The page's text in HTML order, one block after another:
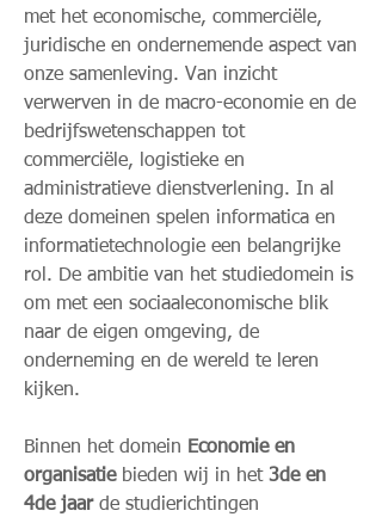
met het economische, commerciële,
juridische en ondernemende aspect van
onze samenleving. Van inzicht
verwerven in de macro-economie en de
bedrijfswetenschappen tot
commerciële, logistieke en
administratieve dienstverlening. In al
deze domeinen spelen informatica en
informatietechnologie een belangrijke
rol. De ambitie van het studiedomein is
om met een sociaaleconomische blik
naar de eigen omgeving, de
onderneming en de wereld te leren
kijken.
Binnen het domein Economie en
organisatiebieden wij in het 3de en
4de jaarde studierichtingen